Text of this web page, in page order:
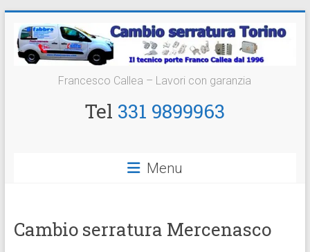
contenuto
Cambio
Serratura
Francesco Callea – Lavori con garanzia
Tel 331 9899963
Menu
Cambio serratura Mercenasco